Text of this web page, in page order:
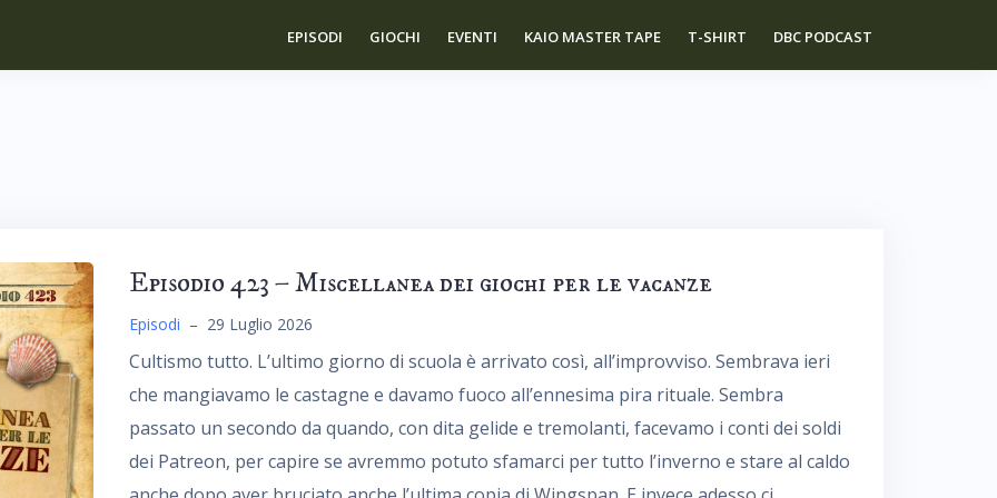
EPISODI GIOCHI EVENTI KAIO MASTER TAPE T-SHIRT DBC PODCAST
Episodio 423 – Miscellanea dei giochi per le vacanze
Episodi – 29 Luglio 2026
Cultismo tutto. L’ultimo giorno di scuola è arrivato così, all’improvviso. Sembrava ieri
che mangiavamo le castagne e davamo fuoco all’ennesima pira rituale. Sembra
passato un secondo da quando, con dita gelide e tremolanti, facevamo i conti dei soldi
dei Patreon, per capire se avremmo potuto sfamarci per tutto l’inverno e stare al caldo